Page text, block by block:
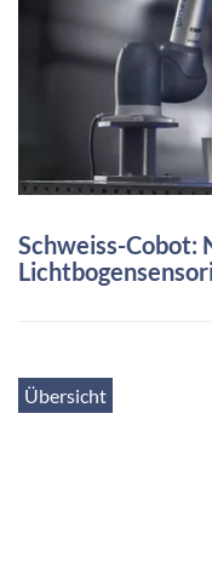
Schweiss-Cobot:
Übersicht